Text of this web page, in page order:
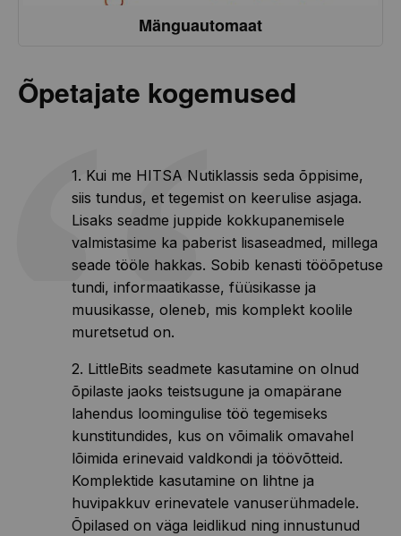
Mänguautomaat
Õpetajate kogemused
1. Kui me HITSA Nutiklassis seda õppisime,
siis tundus, et tegemist on keerulise asjaga.
Lisaks seadme juppide kokkupanemisele
valmistasime ka paberist lisaseadmed, millega
seade tööle hakkas. Sobib kenasti tööõpetuse
tundi, informaatikasse, füüsikasse ja
muusikasse, oleneb, mis komplekt koolile
muretsetud on.
2. LittleBits seadmete kasutamine on olnud
õpilaste jaoks teistsugune ja omapärane
lahendus loomingulise töö tegemiseks
kunstitundides, kus on võimalik omavahel
lõimida erinevaid valdkondi ja töövõtteid.
Komplektide kasutamine on lihtne ja
huvipakkuv erinevatele vanuserühmadele.
Õpilased on väga leidlikud ning innustunud